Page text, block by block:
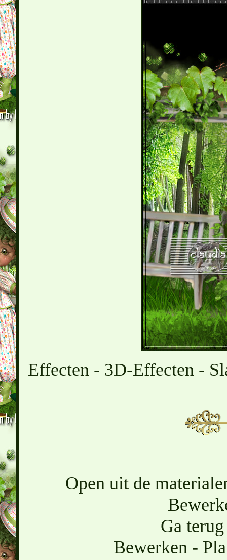
Effecten - 3D-Effecten -
Open uit de
Ga
Bewerken -